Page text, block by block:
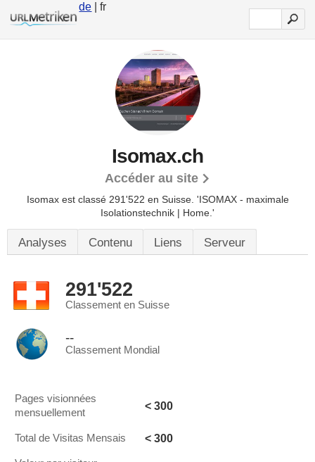
de | fr
Isomax.ch
Accéder au site
Isomax est classé 291'522 en Suisse. 'ISOMAX - maximale
Isolationstechnik | Home.'
Analyses Contenu Liens Serveur
291'522
Classement en Suisse
--
Classement Mondial
Pages visionnées
mensuellement
< 300
Total de Visitas Mensais < 300